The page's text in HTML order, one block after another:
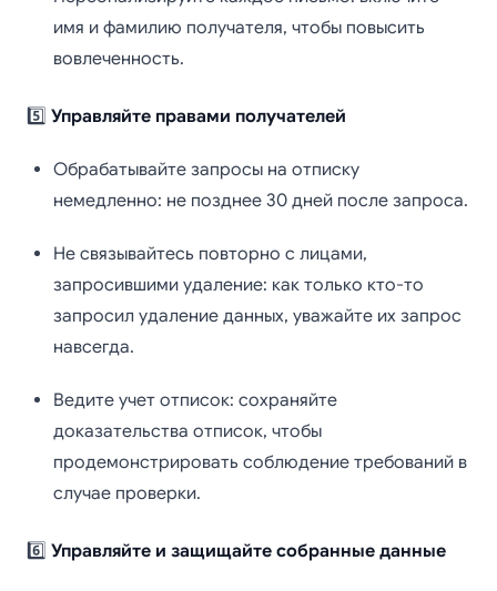
имя и фамилию получателя, чтобы повысить
вовлеченность.
5️⃣ Управляйте правами получателей
Обрабатывайте запросы на отписку
немедленно: не позднее 30 дней после запроса.
Не связывайтесь повторно с лицами,
запросившими удаление: как только кто-то
запросил удаление данных, уважайте их запрос
навсегда.
Ведите учет отписок: сохраняйте
доказательства отписок, чтобы
продемонстрировать соблюдение требований в
случае проверки.
6️⃣ Управляйте и защищайте собранные данные